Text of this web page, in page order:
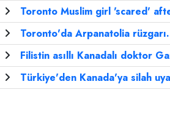
Toronto Muslim girl 'scared'
Toronto'da Arpanatolia
Filistin asıllı Kanadalı doktor
Türkiye'den Kanada'ya silah